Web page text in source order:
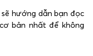
hướng dẫn bạn đọc
bản nhất để không